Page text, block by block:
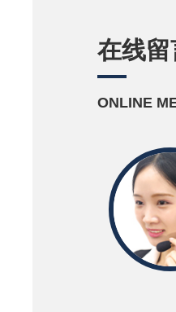
在线留
ONLINE